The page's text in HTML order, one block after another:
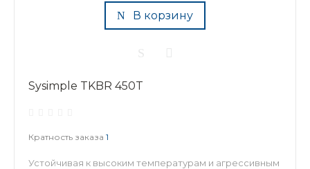
В корзину
Sysimple TKBR 450T
Кратность заказа 1
Устойчивая к высоким температурам и агрессивным